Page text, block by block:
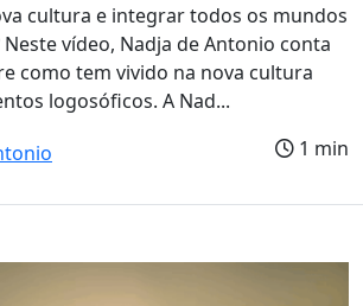
cultura e integrar todos os mundos
vídeo, Nadja de Antonio conta
como tem vivido na nova cultura
logosóficos. A Nad...
1 min